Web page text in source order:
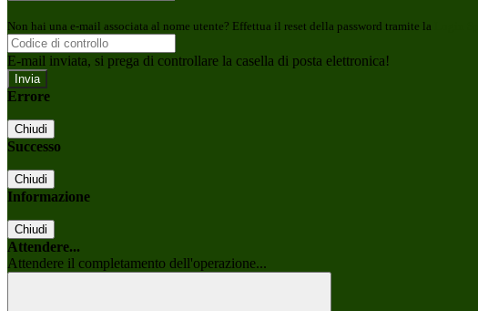
Non hai una e-mail associata al nome utente? Effettua il reset della password tramite la
E-mail inviata, si prega di controllare la casella di posta elettronica!
Errore
Chiudi
Successo
Chiudi
Informazione
Chiudi
Attendere...
Attendere il completamento dell'operazione...